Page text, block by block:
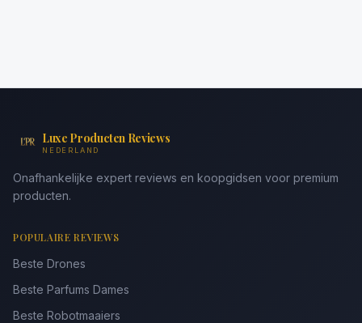
Luxe Producten Reviews
NEDERLAND
Onafhankelijke expert reviews en koopgidsen voor premium
producten.
POPULAIRE REVIEWS
Beste Drones
Beste Parfums Dames
Beste Robotmaaiers